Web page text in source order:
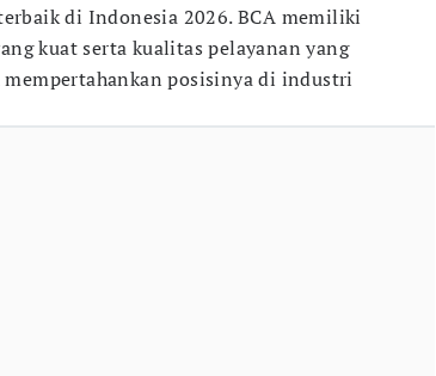
di Indonesia 2026. BCA memiliki
kuat serta kualitas pelayanan yang
posisinya di industri